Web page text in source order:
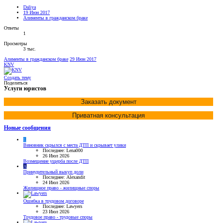
Daliya
19 Июн 2017
Алименты в гражданском браке
Ответы
1
Просмотры
3 тыс.
Алименты в гражданском браке 29 Июн 2017
KNV
Создать тему
Поделиться
Услуги юристов
Заказать документ
Приватная консультация
Новые сообщения
L
Виновник скрылся с места ДТП и скрывает улики
Последнее: Lena000
26 Июл 2026
Возмещение ущерба после ДТП
A
Принудительный выкуп доли
Последнее: Alexandit
24 Июл 2026
Жилищное право - жилищные споры
Ошибка в трудовом договоре
Последнее: Lawyers
23 Июл 2026
Трудовое право - трудовые споры